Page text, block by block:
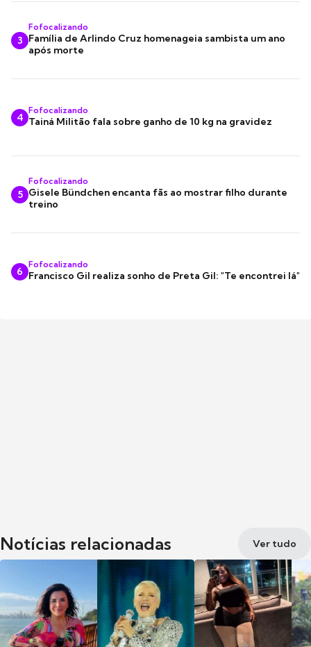
3
Fofocalizando
Família de Arlindo Cruz homenageia sambista um ano
após morte
4
Fofocalizando
Tainá Militão fala sobre ganho de 10 kg na gravidez
5
Fofocalizando
Gisele Bündchen encanta fãs ao mostrar filho durante
treino
6
Fofocalizando
Francisco Gil realiza sonho de Preta Gil: "Te encontrei lá"
Notícias relacionadas Ver tudo